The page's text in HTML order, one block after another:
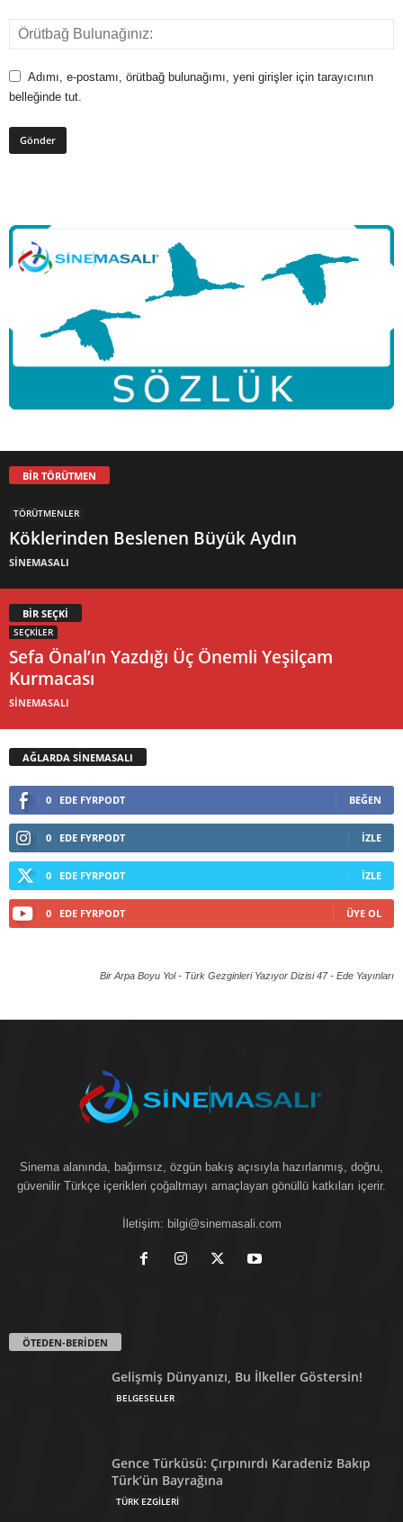
Adımı, e-postamı, örütbağ bulunağımı, yeni girişler için tarayıcının
belleğinde tut.
BİR TÖRÜTMEN
TÖRÜTMENLER
Köklerinden Beslenen Büyük Aydın
SİNEMASALI
BİR SEÇKİ
SEÇKİLER
Sefa Önal’ın Yazdığı Üç Önemli Yeşilçam
Kurmacası
SİNEMASALI
AĞLARDA SİNEMASALI
0 EDE FYRPODT BEĞEN
0 EDE FYRPODT İZLE
0 EDE FYRPODT İZLE
0 EDE FYRPODT ÜYE OL
Bir Arpa Boyu Yol - Türk Gezginleri Yazıyor Dizisi 47 - Ede Yayınları
Sinema alanında, bağımsız, özgün bakış açısıyla hazırlanmış, doğru,
güvenilir Türkçe içerikleri çoğaltmayı amaçlayan gönüllü katkıları içerir.
İletişim: bilgi@sinemasali.com
ÖTEDEN-BERİDEN
Gelişmiş Dünyanızı, Bu İlkeller Göstersin!
BELGESELLER
Gence Türküsü: Çırpınırdı Karadeniz Bakıp
Türk’ün Bayrağına
TÜRK EZGİLERİ